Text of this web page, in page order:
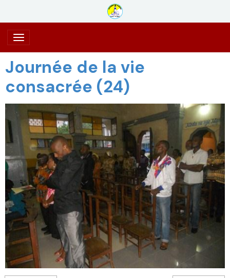
Journée de la vie
consacrée (24)